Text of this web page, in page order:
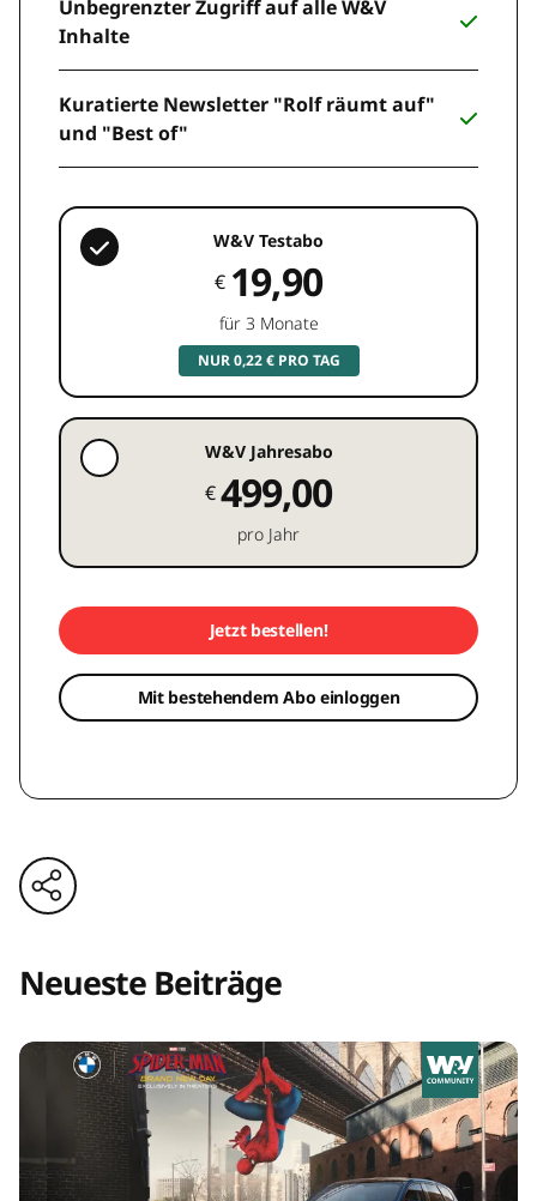
Unbegrenzter Zugriff auf alle W&V
Inhalte
Kuratierte Newsletter "Rolf räumt auf"
und "Best of"
W&V Testabo
€ 19,90
für 3 Monate
NUR 0,22 € PRO TAG
W&V Jahresabo
€499,00
pro Jahr
Jetzt bestellen!
Mit bestehendem Abo einloggen
Neueste Beiträge